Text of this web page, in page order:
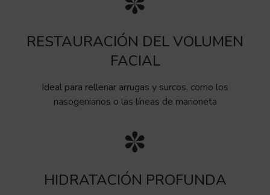
RESTAURACIÓN DEL VOLUMEN
FACIAL
Ideal para rellenar arrugas y surcos, como los
nasogenianos o las líneas de marioneta
HIDRATACIÓN PROFUNDA